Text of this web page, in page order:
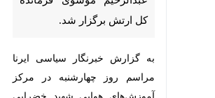
به گزارش خبرنگار سیاسی ایرنا مراسم
روز چهارشنبه در مرکز آموزش‌های
هوایی شهید خضرایی با حضور
سرتیپ عزیز نصیرزاده جانشین رییس